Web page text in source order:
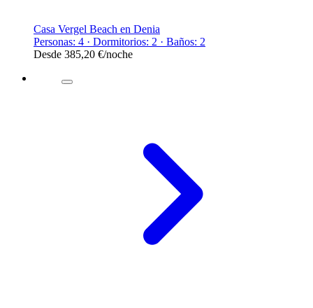
Casa Vergel Beach en Denia
Personas: 4 · Dormitorios: 2 · Baños: 2
Desde 385,20 €/noche